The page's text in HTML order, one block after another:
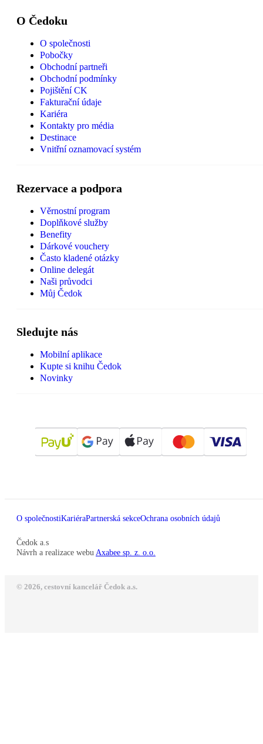
O Čedoku
O společnosti
Pobočky
Obchodní partneři
Obchodní podmínky
Pojištění CK
Fakturační údaje
Kariéra
Kontakty pro média
Destinace
Vnitřní oznamovací systém
Rezervace a podpora
Věrnostní program
Doplňkové služby
Benefity
Dárkové vouchery
Často kladené otázky
Online delegát
Naši průvodci
Můj Čedok
Sledujte nás
Mobilní aplikace
Kupte si knihu Čedok
Novinky
O společnostiKariéraPartnerská sekceOchrana osobních údajů
Čedok a.s
Návrh a realizace webu Axabee sp. z. o.o.
© 2026, cestovní kancelář Čedok a.s.